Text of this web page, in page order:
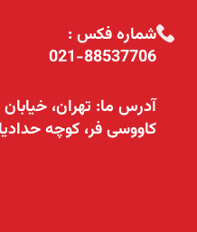
شماره فکس :
021-88537706
آدرس ما: تهران،
کاووسی فر، کوچه حدادیان، پلاک 12،